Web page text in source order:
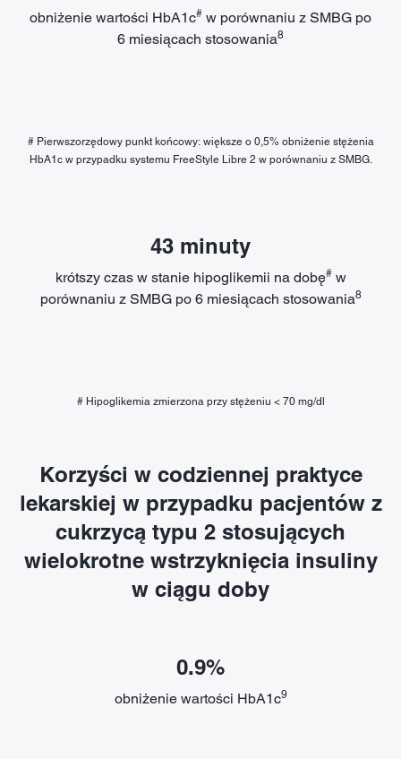
obniżenie wartości HbA1c# w porównaniu z SMBG po
6 miesiącach stosowania8
# Pierwszorzędowy punkt końcowy: większe o 0,5% obniżenie stężenia
HbA1c w przypadku systemu FreeStyle Libre 2 w porównaniu z SMBG.
43 minuty
krótszy czas w stanie hipoglikemii na dobę#w
porównaniu z SMBG po 6 miesiącach stosowania8
# Hipoglikemia zmierzona przy stężeniu < 70 mg/dl
Korzyści w codziennej praktyce
lekarskiej w przypadku pacjentów z
cukrzycą typu 2 stosujących
wielokrotne wstrzyknięcia insuliny
w ciągu doby
0.9%
obniżenie wartości HbA1c9